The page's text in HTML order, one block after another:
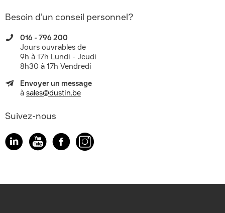
Besoin d’un conseil personnel?
016 - 796 200
Jours ouvrables de
9h à 17h Lundi - Jeudi
8h30 à 17h Vendredi
Envoyer un message
à sales@dustin.be
Suivez-nous